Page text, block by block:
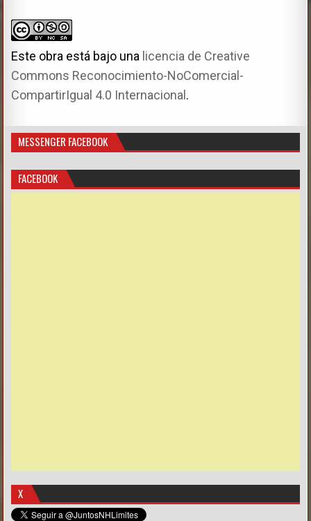
Este obra está bajo una licencia de Creative
Commons Reconocimiento-NoComercial-
CompartirIgual 4.0 Internacional .
MESSENGER FACEBOOK
FACEBOOK
X